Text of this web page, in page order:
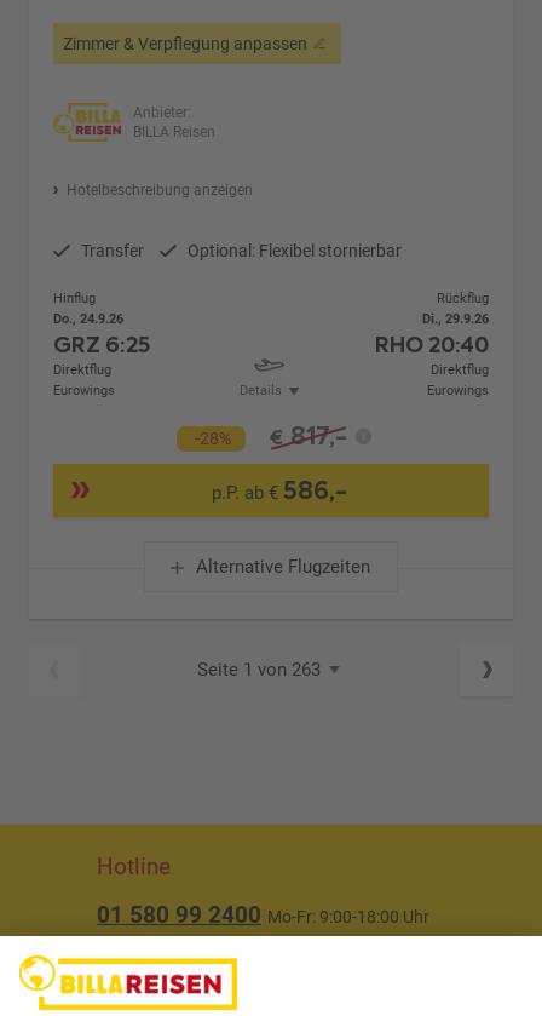
Zimmer & Verpflegung anpassen
Anbieter:
BILLA Reisen
Hotelbeschreibung anzeigen
Transfer Optional: Flexibel stornierbar
Hinflug
Do., 24.9.26
GRZ 6:25
Direktflug
Eurowings
Details
Rückflug
Di., 29.9.26
RHO 20:40
Direktflug
Eurowings
-28% € 817,-
p.P. ab € 586,-
Alternative Flugzeiten
Seite 1 von 263
Hotline
01 580 99 2400 Mo-Fr: 9:00-18:00 Uhr
(ausgenommen Feiertage)
Über uns